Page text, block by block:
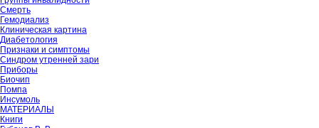
Смерть
Гемодиализ
Клиническая картина
Диабетология
Признаки и симптомы
Синдром утренней зари
Приборы
Биочип
Помпа
Инсумоль
МАТЕРИАЛЫ
Книги